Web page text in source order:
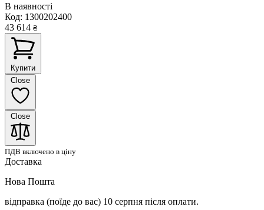
В наявності
Код: 1300202400
43 614 ₴
Купити
Close
Close
ПДВ включено в ціну
Доставка
Нова Пошта
відправка (поїде до вас) 10 серпня після оплати.